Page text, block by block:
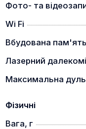
Прилади
10000 Джоулів.
МОДУЛЬ WiFi
Фото- та
Wi Fi
Вбудована
Лазерний
Максимальна
Фізичні
Вага, г